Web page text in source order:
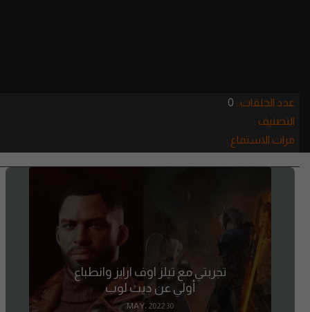
عدد الحلقات : 0
التصنيف :
مرات الاستماع :
تجربتي مع تيلز اوف ارايز وانطباع
أولي عن ديث لوب
30 MAY، 2022